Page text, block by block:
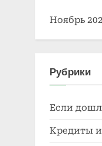
Ноябрь
Рубрики
Если
Кредиты